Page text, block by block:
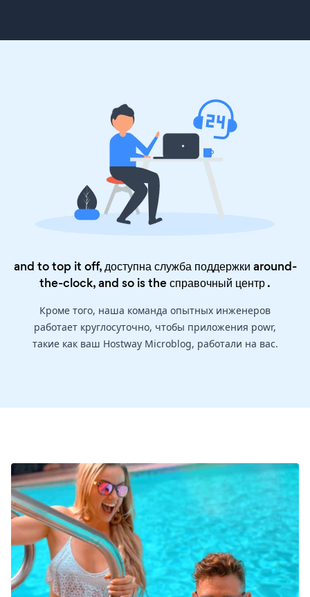
and to top it off, доступна служба поддержки around-
the-clock, and so is theсправочный центр.
Кроме того, наша команда опытных инженеров
работает круглосуточно, чтобы приложения powr,
такие как ваш Hostway Microblog, работали на вас.